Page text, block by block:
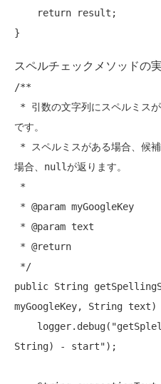
return result;
スペルチェックメソッドの
/**
です。
場合、nullが返ります。
*/
public String
myGoogleKey, String
    logger.debug(
String) - start");